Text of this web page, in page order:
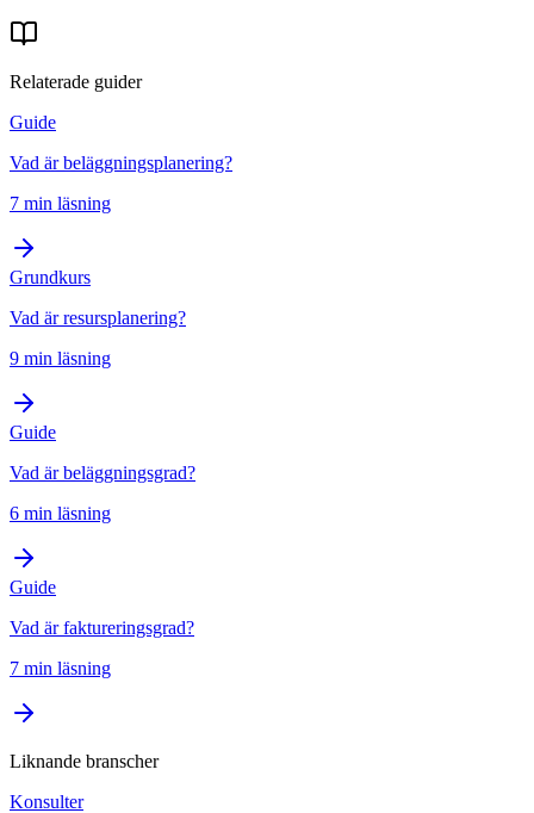
Relaterade guider
Guide
Vad är beläggningsplanering?
7 min läsning
Grundkurs
Vad är resursplanering?
9 min läsning
Guide
Vad är beläggningsgrad?
6 min läsning
Guide
Vad är faktureringsgrad?
7 min läsning
Liknande branscher
Konsulter